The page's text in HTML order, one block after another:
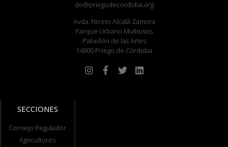
do@priegodecordoba.org
Avda. Niceto Alcalá Zamora
Parque Urbano Multiusos
Pabellón de las Artes
14800 Priego de Córdoba
SECCIONES
Consejo Regulador
Agricultores